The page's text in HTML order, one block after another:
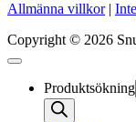
Allmänna villkor|
Copyright © 2026
Produktsökning